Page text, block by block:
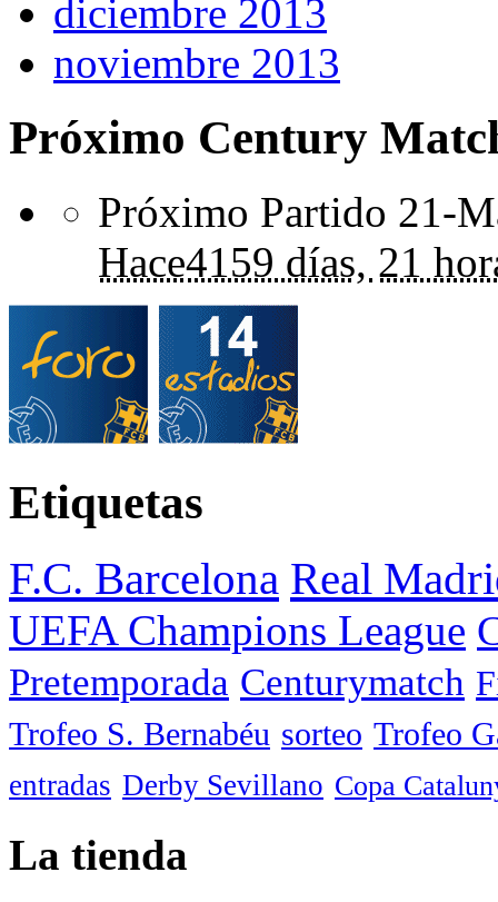
diciembre 2013
noviembre 2013
Próximo Century
Próximo Partido 21-
Hace4159 días, 21
Etiquetas
F.C. Barcelona Real
UEFA Champions League
Pretemporada Centurymatch
Trofeo S. Bernabéu sorteo Trofeo
entradas Derby Sevillano Copa
La tienda